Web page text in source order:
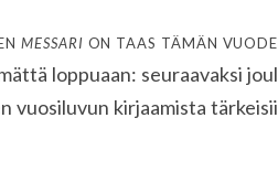
messari on taas tämän
loppuaan: seuraavaksi
vuosiluvun kirjaamista